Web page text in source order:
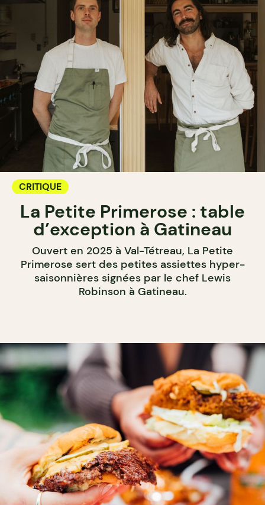
CRITIQUE
La Petite Primerose : table
d’exception à Gatineau
Ouvert en 2025 à Val-Tétreau, La Petite
Primerose sert des petites assiettes hyper-
saisonnières signées par le chef Lewis
Robinson à Gatineau.